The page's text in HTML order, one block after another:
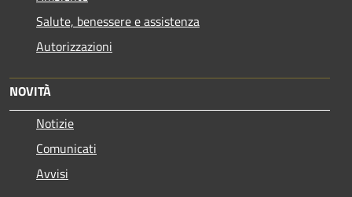
Salute, benessere e assistenza
Autorizzazioni
NOVITÀ
Notizie
Comunicati
Avvisi